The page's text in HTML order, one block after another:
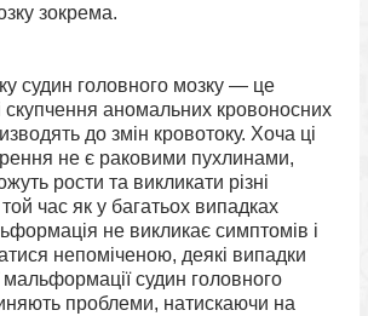
зокрема.
судин головного мозку — це
скупчення аномальних кровоносних
до змін кровотоку. Хоча ці
не є раковими пухлинами,
рости та викликати різні
час як у багатьох випадках
не викликає симптомів і
непоміченою, деякі випадки
мальформації судин головного
проблеми, натискаючи на